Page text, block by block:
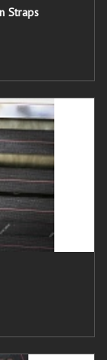
Straps